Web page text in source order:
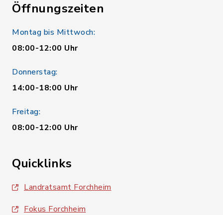
Öffnungszeiten
Montag bis Mittwoch:
08:00-12:00 Uhr
Donnerstag:
14:00-18:00 Uhr
Freitag:
08:00-12:00 Uhr
Quicklinks
Landratsamt Forchheim
Fokus Forchheim